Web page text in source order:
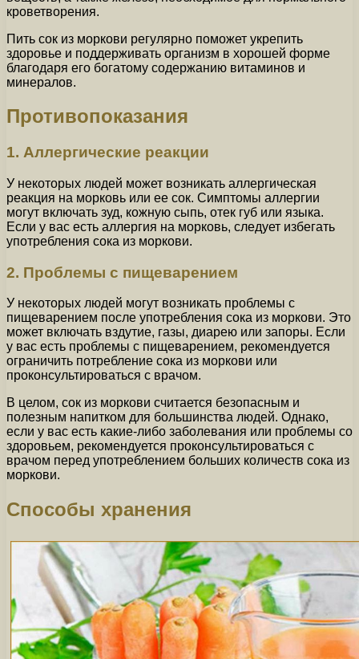
кроветворения.
Пить сок из моркови регулярно поможет укрепить
здоровье и поддерживать организм в хорошей форме
благодаря его богатому содержанию витаминов и
минералов.
Противопоказания
1. Аллергические реакции
У некоторых людей может возникать аллергическая
реакция на морковь или ее сок. Симптомы аллергии
могут включать зуд, кожную сыпь, отек губ или языка.
Если у вас есть аллергия на морковь, следует избегать
употребления сока из моркови.
2. Проблемы с пищеварением
У некоторых людей могут возникать проблемы с
пищеварением после употребления сока из моркови. Это
может включать вздутие, газы, диарею или запоры. Если
у вас есть проблемы с пищеварением, рекомендуется
ограничить потребление сока из моркови или
проконсультироваться с врачом.
В целом, сок из моркови считается безопасным и
полезным напитком для большинства людей. Однако,
если у вас есть какие-либо заболевания или проблемы со
здоровьем, рекомендуется проконсультироваться с
врачом перед употреблением больших количеств сока из
моркови.
Способы хранения